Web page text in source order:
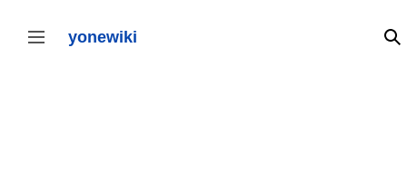
テ
サイドバーの切り替え yonewiki 検